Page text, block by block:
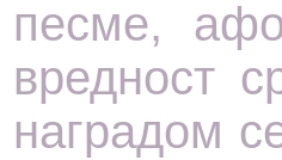
песме,
вредност
наградом